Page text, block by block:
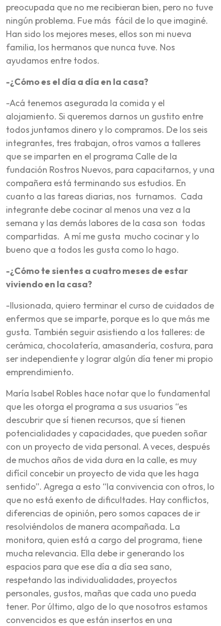
preocupada que no me recibieran bien, pero no tuve
ningún problema. Fue más fácil de lo que imaginé.
Han sido los mejores meses, ellos son mi nueva
familia, los hermanos que nunca tuve. Nos
ayudamos entre todos.
-¿Cómo es el día a día en la casa?
-Acá tenemos asegurada la comida y el
alojamiento. Si queremos darnos un gustito entre
todos juntamos dinero y lo compramos. De los seis
integrantes, tres trabajan, otros vamos a talleres
que se imparten en el programa Calle de la
fundación Rostros Nuevos, para capacitarnos, y una
compañera está terminando sus estudios. En
cuanto a las tareas diarias, nos turnamos. Cada
integrante debe cocinar al menos una vez a la
semana y las demás labores de la casa son todas
compartidas. A mí me gusta mucho cocinar y lo
bueno que a todos les gusta como lo hago.
-¿Cómo te sientes a cuatro meses de estar
viviendo en la casa?
-Ilusionada, quiero terminar el curso de cuidados de
enfermos que se imparte, porque es lo que más me
gusta. También seguir asistiendo a los talleres: de
cerámica, chocolatería, amasandería, costura, para
ser independiente y lograr algún día tener mi propio
emprendimiento.
María Isabel Robles hace notar que lo fundamental
que les otorga el programa a sus usuarios “es
descubrir que sí tienen recursos, que sí tienen
potencialidades y capacidades, que pueden soñar
con un proyecto de vida personal. A veces, después
de muchos años de vida dura en la calle, es muy
difícil concebir un proyecto de vida que les haga
sentido”. Agrega a esto “la convivencia con otros, lo
que no está exento de dificultades. Hay conflictos,
diferencias de opinión, pero somos capaces de ir
resolviéndolos de manera acompañada. La
monitora, quien está a cargo del programa, tiene
mucha relevancia. Ella debe ir generando los
espacios para que ese día a día sea sano,
respetando las individualidades, proyectos
personales, gustos, mañas que cada uno pueda
tener. Por último, algo de lo que nosotros estamos
convencidos es que están insertos en una